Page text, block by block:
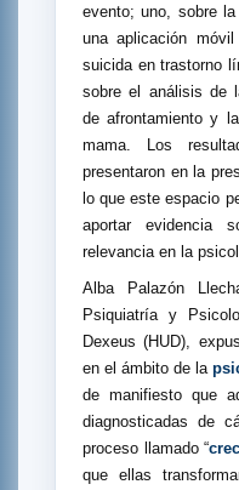
evento; uno, sobre
una aplicación
suicida en trastorno
sobre el análisis de
de afrontamiento y
mama. Los
presentaron en la
lo que este espacio
aportar evidencia
relevancia en la
Alba Palazón
Psiquiatría y
Dexeus (HUD),
en el ámbito de la
de manifiesto que
diagnosticadas de
proceso llamado “
que ellas